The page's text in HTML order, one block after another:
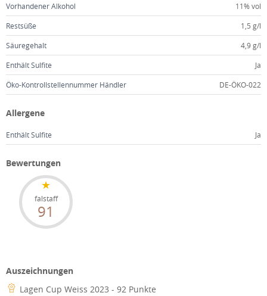
Vorhandener Alkohol 11% vol
Restsüße 1,5 g/l
Säuregehalt 4,9 g/l
Enthält Sulfite Ja
Öko-Kontrollstellennummer Händler DE-ÖKO-022
Allergene
Enthält Sulfite Ja
Bewertungen
falstaff
91
Auszeichnungen
Lagen Cup Weiss 2023 - 92 Punkte